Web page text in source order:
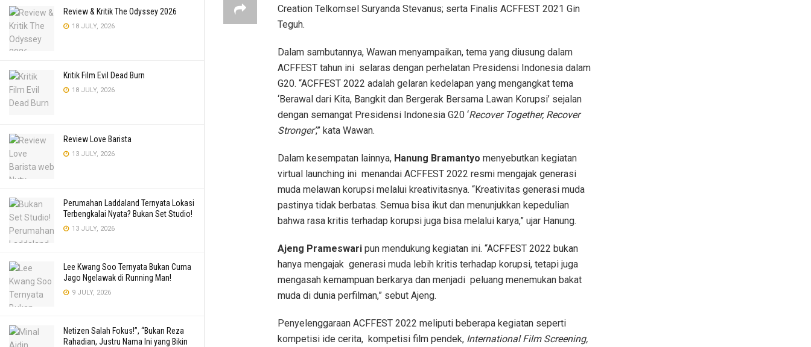
Review & Kritik The Odyssey 2026
18 JULY, 2026
Kritik Film Evil Dead Burn
18 JULY, 2026
Review Love Barista
13 JULY, 2026
Perumahan Laddaland Ternyata Lokasi
Terbengkalai Nyata? Bukan Set Studio!
13 JULY, 2026
Lee Kwang Soo Ternyata Bukan Cuma
Jago Ngelawak di Running Man!
9 JULY, 2026
Netizen Salah Fokus!”, “Bukan Reza
Rahadian, Justru Nama Ini yang Bikin
Creation Telkomsel Suryanda Stevanus; serta Finalis ACFFEST 2021 Gin
Teguh.
Dalam sambutannya, Wawan menyampaikan, tema yang diusung dalam
ACFFEST tahun ini selaras dengan perhelatan Presidensi Indonesia dalam
G20. “ACFFEST 2022 adalah gelaran kedelapan yang mengangkat tema
‘Berawal dari Kita, Bangkit dan Bergerak Bersama Lawan Korupsi’ sejalan
dengan semangat Presidensi Indonesia G20 ‘Recover Together, Recover
Stronger’,” kata Wawan.
Dalam kesempatan lainnya, Hanung Bramantyo menyebutkan kegiatan
virtual launching ini menandai ACFFEST 2022 resmi mengajak generasi
muda melawan korupsi melalui kreativitasnya. “Kreativitas generasi muda
pastinya tidak berbatas. Semua bisa ikut dan menunjukkan kepedulian
bahwa rasa kritis terhadap korupsi juga bisa melalui karya,” ujar Hanung.
Ajeng Prameswari pun mendukung kegiatan ini. “ACFFEST 2022 bukan
hanya mengajak generasi muda lebih kritis terhadap korupsi, tetapi juga
mengasah kemampuan berkarya dan menjadi peluang menemukan bakat
muda di dunia perfilman,” sebut Ajeng.
Penyelenggaraan ACFFEST 2022 meliputi beberapa kegiatan seperti
kompetisi ide cerita, kompetisi film pendek, International Film Screening,